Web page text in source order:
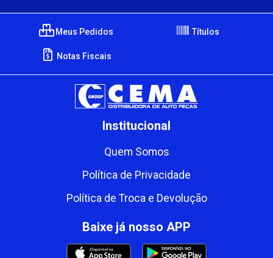
Meus Pedidos Títulos
Notas Fiscais
Institucional
Quem Somos
Política de Privacidade
Política de Troca e Devolução
Baixe já nosso APP